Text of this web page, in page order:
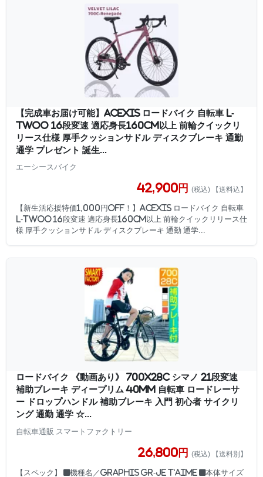
【完成車お届け可能】ACEXIS ロードバイク 自転車 L-
TWOO 16段変速 適応身長160cm以上 前輪クイックリ
リース仕様 厚手クッションサドル ディスクブレーキ 通勤
通学 プレゼント 誕生...
エーシースバイク
42,900円 (税込) 【送料込】
【新生活応援特価1,000円OFF！】ACEXIS ロードバイク 自転車
L-TWOO 16段変速 適応身長160cm以上 前輪クイックリリース仕
様 厚手クッションサドル ディスクブレーキ 通勤 通学...
ロードバイク 《動画あり》 700x28C シマノ 21段変速
補助ブレーキ ディープリム 40mm 自転車 ロードレーサ
ー ドロップハンドル 補助ブレーキ 入門 初心者 サイクリ
ング 通勤 通学 ☆...
自転車通販 スマートファクトリー
26,800円 (税込) 【送料別】
【スペック】 ■機種名／GRAPHIS GR-Je t'aime ■本体サイズ